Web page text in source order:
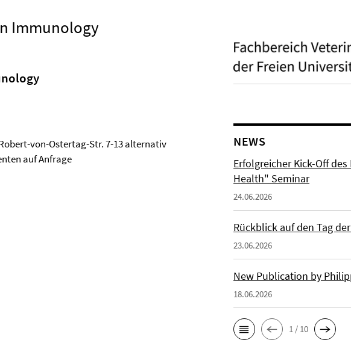
Immunology
von-Ostertag-Str. 7-13 alternativ
auf Anfrage
NEWS
Erfolgreicher Kick-Off
Health" Seminar
24.06.2026
Rückblick auf den Tag
23.06.2026
New Publication by
18.06.2026
1 / 10